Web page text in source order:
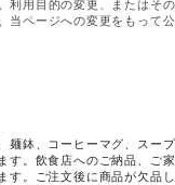
利用目的の変更、またはその
当ページへの変更をもって公
麺鉢、コーヒーマグ、スープ
す。飲食店へのご納品、ご家
す。ご注文後に商品が欠品し